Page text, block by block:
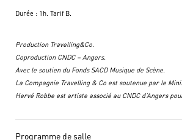
Durée : 1h. Tarif B.
Production Travelling&Co.
Coproduction CNDC – Angers.
Avec le soutien du Fonds SACD Musique de Scène.
La Compagnie Travelling & Co est soutenue par le
Hervé Robbe est artiste associé au CNDC d’Angers
Programme de salle